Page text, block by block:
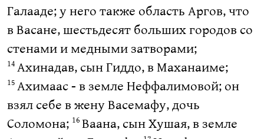
Галааде; у него также область Аргов, что
в Васане, шестьдесят больших городов со
стенами и медными затворами;
14 Ахинадав, сын Гиддо, в Маханаиме;
15 Ахимаас - в земле Неффалимовой; он
взял себе в жену Васемафу, дочь
Соломона; 16 Ваана, сын Хушая, в земле